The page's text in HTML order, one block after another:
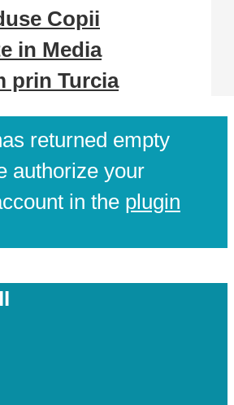
Copii
in Media
prin Turcia
returned empty
authorize your
in the plugin